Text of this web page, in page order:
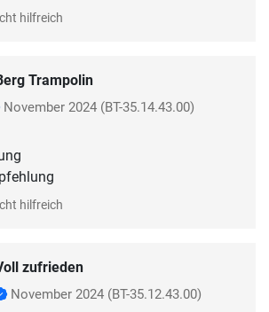
hilfreich
Trampolin
November 2024 (BT-35.14.43.00)
hilfreich
zufrieden
November 2024 (BT-35.12.43.00)